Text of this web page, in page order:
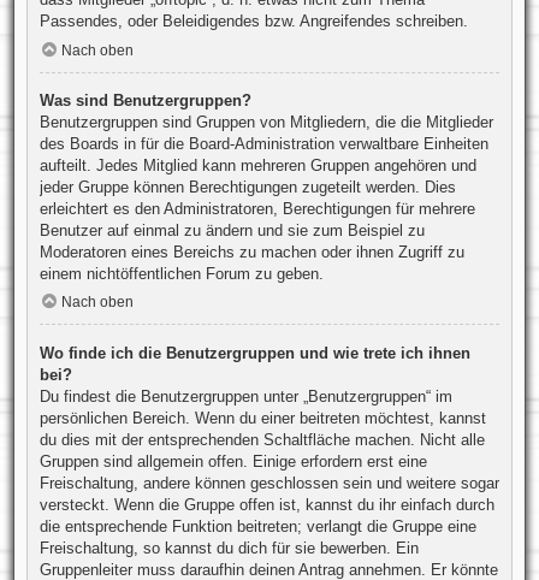
Passendes, oder Beleidigendes bzw. Angreifendes schreiben.
Nach oben
Was sind Benutzergruppen?
Benutzergruppen sind Gruppen von Mitgliedern, die die Mitglieder
des Boards in für die Board-Administration verwaltbare Einheiten
aufteilt. Jedes Mitglied kann mehreren Gruppen angehören und
jeder Gruppe können Berechtigungen zugeteilt werden. Dies
erleichtert es den Administratoren, Berechtigungen für mehrere
Benutzer auf einmal zu ändern und sie zum Beispiel zu
Moderatoren eines Bereichs zu machen oder ihnen Zugriff zu
einem nichtöffentlichen Forum zu geben.
Nach oben
Wo finde ich die Benutzergruppen und wie trete ich ihnen
bei?
Du findest die Benutzergruppen unter „Benutzergruppen“ im
persönlichen Bereich. Wenn du einer beitreten möchtest, kannst
du dies mit der entsprechenden Schaltfläche machen. Nicht alle
Gruppen sind allgemein offen. Einige erfordern erst eine
Freischaltung, andere können geschlossen sein und weitere sogar
versteckt. Wenn die Gruppe offen ist, kannst du ihr einfach durch
die entsprechende Funktion beitreten; verlangt die Gruppe eine
Freischaltung, so kannst du dich für sie bewerben. Ein
Gruppenleiter muss daraufhin deinen Antrag annehmen. Er könnte